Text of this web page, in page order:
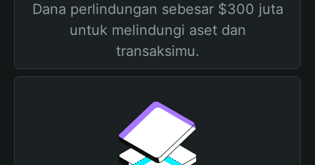
Dana perlindungan sebesar $300 juta
untuk melindungi aset dan
transaksimu.